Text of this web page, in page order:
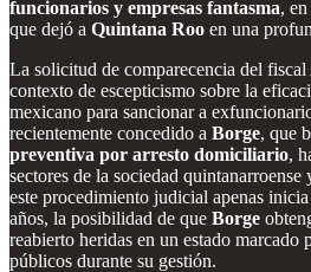
funcionarios y empresas fantasma,
que dejó a Quintana Roo en una
La solicitud de comparecencia del
contexto de escepticismo sobre la
mexicano para sancionar a
recientemente concedido a Borge, que
preventiva por arresto domiciliario,
sectores de la sociedad
este procedimiento judicial apenas
años, la posibilidad de que Borge
reabierto heridas en un estado marcado
públicos durante su gestión.